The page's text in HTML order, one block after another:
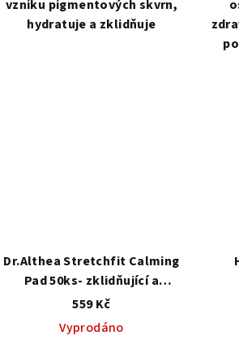
vzniku pigmentových skvrn,
hydratuje a zklidňuje
Dr.Althea Stretchfit Calming
Pad 50ks- zklidňující a
hydratační tonerové
polštářky
559 Kč
Vyprodáno